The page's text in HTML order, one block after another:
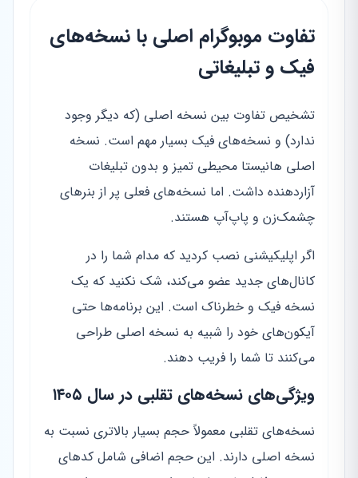
تفاوت موبوگرام اصلی با نسخه‌های
فیک و تبلیغاتی
تشخیص تفاوت بین نسخه اصلی (که دیگر وجود
ندارد) و نسخه‌های فیک بسیار مهم است. نسخه
اصلی هانیستا محیطی تمیز و بدون تبلیغات
آزاردهنده داشت. اما نسخه‌های فعلی پر از بنرهای
چشمک‌زن و پاپ‌آپ هستند.
اگر اپلیکیشنی نصب کردید که مدام شما را در
کانال‌های جدید عضو می‌کند، شک نکنید که یک
نسخه فیک و خطرناک است. این برنامه‌ها حتی
آیکون‌های خود را شبیه به نسخه اصلی طراحی
می‌کنند تا شما را فریب دهند.
ویژگی‌های نسخه‌های تقلبی در سال ۱۴۰۵
نسخه‌های تقلبی معمولاً حجم بسیار بالاتری نسبت به
نسخه اصلی دارند. این حجم اضافی شامل کدهای